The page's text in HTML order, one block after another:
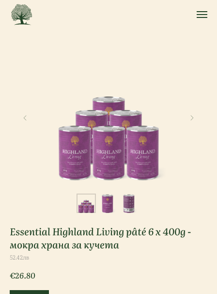
Essential Highland Living pâté 6 x 400g -
мокра храна за кучета
52.42лв
€26.80